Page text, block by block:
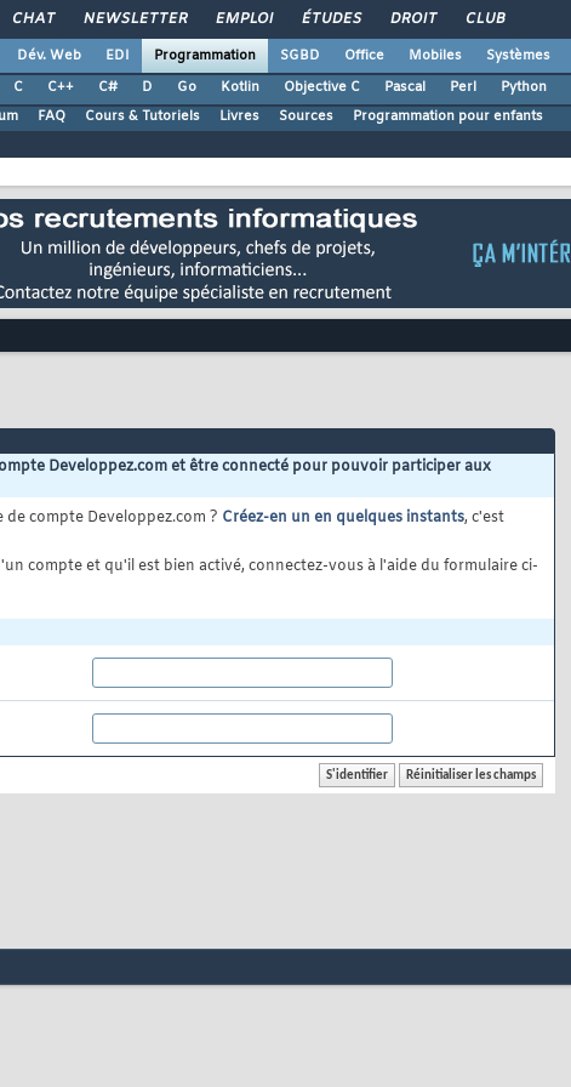
CHAT NEWSLETTER EMPLOI ÉTUDES DROIT CLUB
Dév. Web EDI Programmation SGBD Office Mobiles
Systèmes
C C++ C# D Go Kotlin Objective C Pascal Perl Python
FAQ Cours & Tutoriels Livres Sources Programmation pour enfants
Developpez.com et être connecté pour pouvoir participer aux
de compte Developpez.com ? Créez-en un en quelques instants, c'est
compte et qu'il est bien activé, connectez-vous à l'aide du formulaire ci-